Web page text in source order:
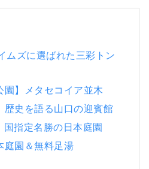
ムズに選ばれた三彩トン
園】メタセコイア並木
歴史を語る山口の迎賓館
指定名勝の日本庭園
庭園＆無料足湯